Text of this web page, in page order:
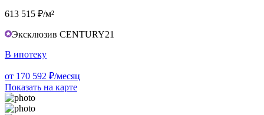
613 515 ₽/м²
Эксклюзив CENTURY21
В ипотеку
от 170 592 ₽/месяц
Показать на карте